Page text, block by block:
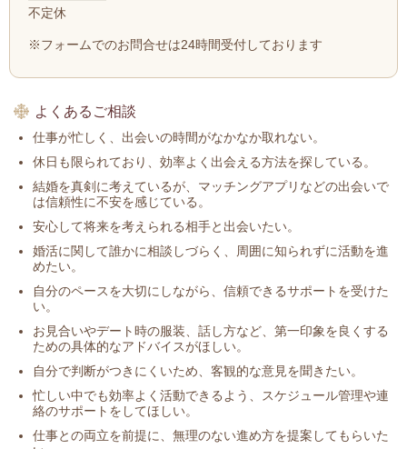
不定休
※フォームでのお問合せは24時間受付しております
よくあるご相談
仕事が忙しく、出会いの時間がなかなか取れない。
休日も限られており、効率よく出会える方法を探している。
結婚を真剣に考えているが、マッチングアプリなどの出会いで
は信頼性に不安を感じている。
安心して将来を考えられる相手と出会いたい。
婚活に関して誰かに相談しづらく、周囲に知られずに活動を進
めたい。
自分のペースを大切にしながら、信頼できるサポートを受けた
い。
お見合いやデート時の服装、話し方など、第一印象を良くする
ための具体的なアドバイスがほしい。
自分で判断がつきにくいため、客観的な意見を聞きたい。
忙しい中でも効率よく活動できるよう、スケジュール管理や連
絡のサポートをしてほしい。
仕事との両立を前提に、無理のない進め方を提案してもらいた